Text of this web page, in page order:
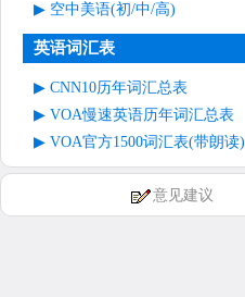
空中美语(初/中/高)
英语词汇表
CNN10历年词汇总表
VOA慢速英语历年词汇总表
VOA官方1500词汇表(带朗读)
意见建议